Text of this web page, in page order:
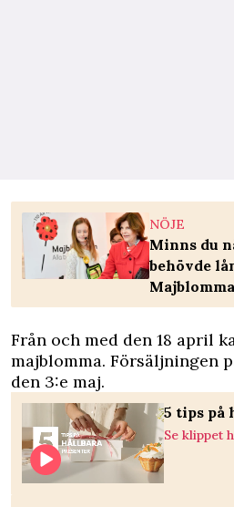
NÖJE
Minns du
behövde
Från och med den 18 april
majblomma. Försäljningen
den 3:e maj.
5 tips på
Se klippet